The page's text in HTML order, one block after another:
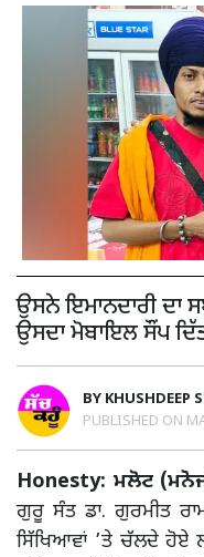
ਉਸਨੇ ਇਮਾਨਦਾਰੀ ਦਾ
ਉਸਦਾ ਮੋਬਾਇਲ ਸੌਂਪ
BY KHUSHDEEP
PUBLISHED ON
Honesty: ਮਲੋਟ
ਗੁਰੂ ਸੰਤ ਡਾ. ਗੁਰਮੀਤ
ਸਿੱਖਿਆਵਾਂ ’ਤੇ ਚੱਲਦੇ ਹੋਏ